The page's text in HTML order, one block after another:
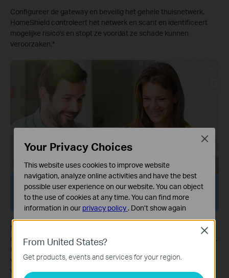
Configureer de gateway en beveilig het gehele thuisnetwerk.
HomeShield controleert het netwerk en scant en identificeert
mogelijke risico's en stopt ze voordat ze schade kunnen
veroorzaken.*
Ouderlijk toezicht
Met ouderlijk toezicht bescherm je je kinderen en help je ze om
ook in de digitale wereld er gezonde gewoontes op na te houden.
Ouders kunnen apps blokkeren, websites filteren, beperkingen
voor YouTube instellen, SafeSearch activeren en beperkingen
van de online tijd instellen om kinderen te beschermen als ze
From United States?
Get products, events and services for your region.
Close
Your Privacy Choices
This website uses cookies to improve website
navigation, analyze online activities and have the best
possible user experience on our website. You can object
to the use of cookies at any time. You can find more
information in our privacy policy . Don’t show again
Deze cookies zijn noodzakelijk voor de werking van de
website en kunnen niet worden uitgeschakeld.
Close